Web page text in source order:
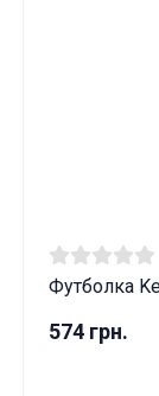
Футболка
574 грн.